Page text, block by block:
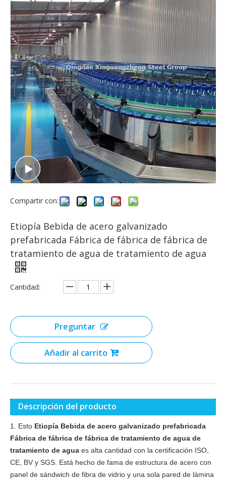
Compartir con:
Etiopía Bebida de acero galvanizado
prefabricada Fábrica de fábrica de fábrica de
tratamiento de agua de tratamiento de agua
Cantidad:
Preguntar
Añadir al carrito
Descripción del producto
1. Esto Etiopía Bebida de acero galvanizado prefabricada
Fábrica de fábrica de fábrica de tratamiento de agua de
tratamiento de agua es alta cantidad con la certificación ISO,
CE, BV y SGS. Está hecho de fama de estructura de acero con
panel de sándwich de fibra de vidrio y una sola pared de lámina